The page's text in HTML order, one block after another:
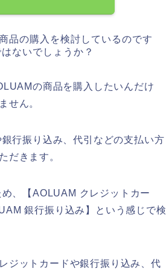
品の購入を検討しているのです
ないでしょうか？
の商品を購入したいんだけ
せん。
行振り込み、代引などの支払い方
だきます。
、【AOLUAM クレジットカー
銀行振り込み】という感じで検
ジットカードや銀行振り込み、代